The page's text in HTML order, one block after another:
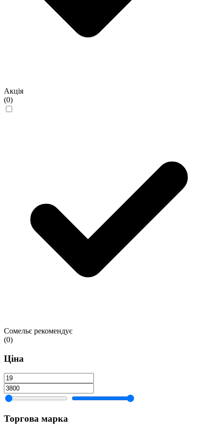
Акція
(0)
Сомельє рекомендує
(0)
Ціна
Торгова марка